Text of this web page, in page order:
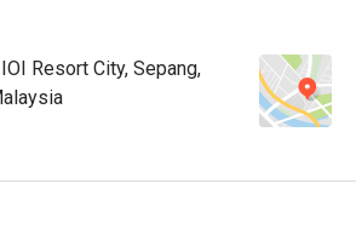
Seems like it cannot
Resort City, Sepang,